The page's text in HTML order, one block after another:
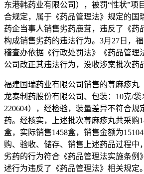
东港韩药业有限公司），被罚“性状”项
合规定，属于《药品管理法》规定的国
药企当事人销售劣药鹿茸，违反了《药
构成销售劣药的违法行为。3月27日，
稽查办依据《行政处罚法》《药品管理
公司改正其违法行为，没收涉案批次药
福建国瑞药业有限公司销售的荨麻疹丸
龙泰制药股份有限公司、包装：10克/袋
220604），经检验，装量差异不符合规
药。经核实，上述批次荨麻疹丸共采购
盒，实际销售1458盒，销售金额为
购、验收、储存、销售上述药品过程中
劣药的行为符合《药品管理法实施条例
述行为违反了《药品管理法》相关规定